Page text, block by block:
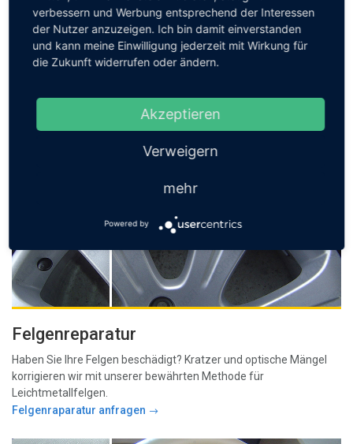
Kratzer- & Dellenentfernung
Wir entfernen Kratzer und Dellen im Innen- und Aussenbereich
steigert den Wert Ihres Wagens.
Felgenreparatur
Haben Sie Ihre Felgen beschädigt? Kratzer und optische Mängel
korrigieren wir mit unserer bewährten Methode für
Leichtmetallfelgen.
Felgenraparatur anfragen
verbessern und Werbung entsprechend der Interessen
der Nutzer anzuzeigen. Ich bin damit einverstanden
und kann meine Einwilligung jederzeit mit Wirkung für
die Zukunft widerrufen oder ändern.
Akzeptieren
Verweigern
mehr
Powered by